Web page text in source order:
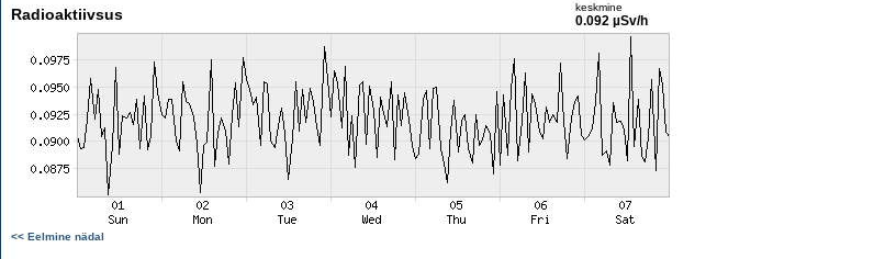
Radioaktiivsus keskmine
0.092 µSv/h
<< Eelmine nädal